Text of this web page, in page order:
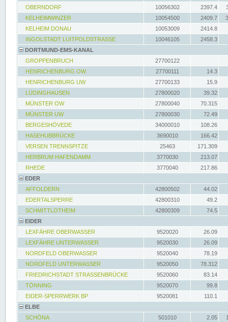
OBERNDORF
10056302 2397.4
KELHEIMWINZER
10054500 2409.7
KELHEIM DONAU
10053009
2414.8
INGOLSTADT LUITPOLDSTRASSE
10046105
2458.3
DORTMUND-EMS-KANAL
GROPPENBRUCH
27700122
HENRICHENBURG OW
27700111
14.3
HENRICHENBURG UW
27700133
15.9
LÜDINGHAUSEN
27800020
39.32
MÜNSTER OW
27800040
70.315
MÜNSTER UW
27800030
72.49
BERGESHÖVEDE
34000010
108.26
HASEHUBBRÜCKE
3690010
166.42
VERSEN TRENNSPITZE
25463
171.309
HERBRUM HAFENDAMM
3770030
213.07
RHEDE
3770040
217.86
EDER
AFFOLDERN
42800502
44.02
EDERTALSPERRE
42800310
49.2
SCHMITTLOTHEIM
42800309
74.5
EIDER
LEXFÄHRE OBERWASSER
9520020
26.09
LEXFÄHRE UNTERWASSER
9520030
26.09
NORDFELD OBERWASSER
9520040
78.19
NORDFELD UNTERWASSER
9520050
78.312
FRIEDRICHSTADT STRASSENBRÜCKE
9520060
83.14
TÖNNING
9520070
99.8
EIDER-SPERRWERK BP
9520081
110.1
ELBE
SCHÖNA
501010 2.05